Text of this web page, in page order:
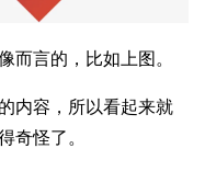
而言的，比如上图。
内容，所以看起来就
奇怪了。